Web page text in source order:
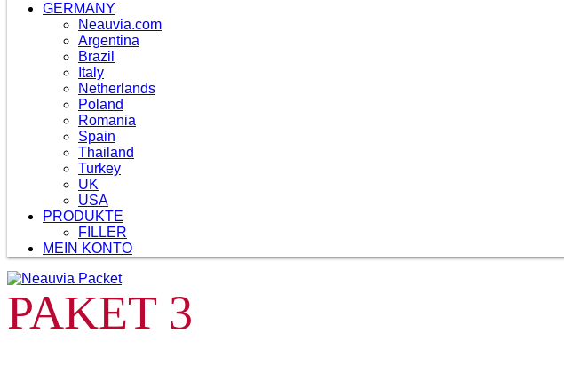
GERMANY
Neauvia.com
Argentina
Brazil
Italy
Netherlands
Poland
Romania
Spain
Thailand
Turkey
UK
USA
PRODUKTE
FILLER
MEIN KONTO
PAKET 3